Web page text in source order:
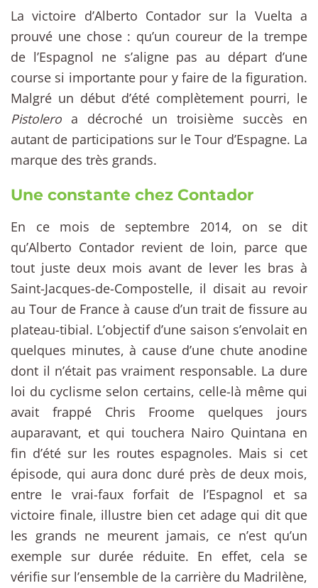
La victoire d’Alberto Contador sur la Vuelta a
prouvé une chose : qu’un coureur de la trempe
de l’Espagnol ne s’aligne pas au départ d’une
course si importante pour y faire de la figuration.
Malgré un début d’été complètement pourri, le
Pistolero a décroché un troisième succès en
autant de participations sur le Tour d’Espagne. La
marque des très grands.
Une constante chez Contador
En ce mois de septembre 2014, on se dit
qu’Alberto Contador revient de loin, parce que
tout juste deux mois avant de lever les bras à
Saint-Jacques-de-Compostelle, il disait au revoir
au Tour de France à cause d’un trait de fissure au
plateau-tibial. L’objectif d’une saison s’envolait en
quelques minutes, à cause d’une chute anodine
dont il n’était pas vraiment responsable. La dure
loi du cyclisme selon certains, celle-là même qui
avait frappé Chris Froome quelques jours
auparavant, et qui touchera Nairo Quintana en
fin d’été sur les routes espagnoles. Mais si cet
épisode, qui aura donc duré près de deux mois,
entre le vrai-faux forfait de l’Espagnol et sa
victoire finale, illustre bien cet adage qui dit que
les grands ne meurent jamais, ce n’est qu’un
exemple sur durée réduite. En effet, cela se
vérifie sur l’ensemble de la carrière du Madrilène,